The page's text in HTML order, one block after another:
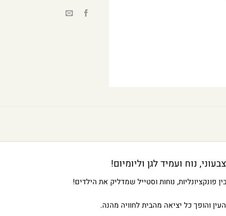
פונקציונליות, נוחות וסטייל שמדליק את הילדים!
והופך כל יציאה מהבית לחוויה מהנה.